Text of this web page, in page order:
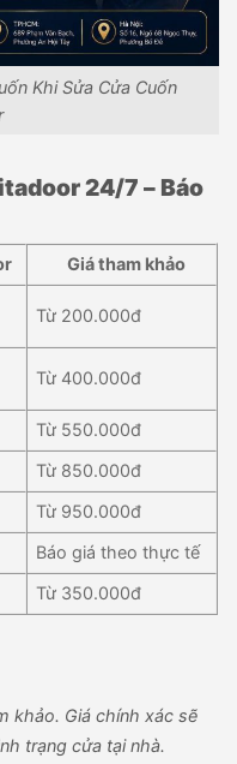
Khi Sửa Cửa Cuốn
24/7 – Báo
Giá tham khảo
Từ 200.000đ
Từ 400.000đ
Từ 550.000đ
Từ 850.000đ
Từ 950.000đ
Báo giá theo thực tế
Từ 350.000đ
khảo. Giá chính xác sẽ
trạng cửa tại nhà.